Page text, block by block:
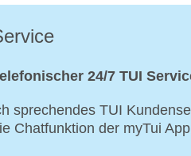
24/7 TUI
sprechendes TUI
Chatfunktion der myTui